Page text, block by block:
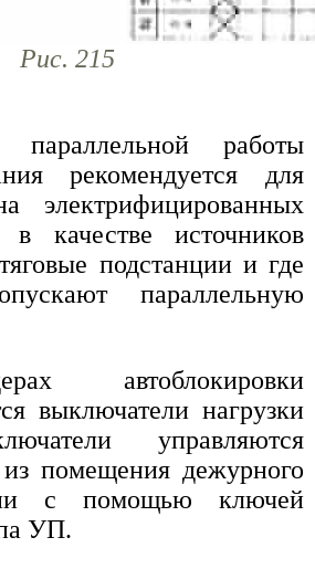
Рис. 215
работы
рекомендуется для
электрифицированных
в качестве источников
подстанции и где
параллельную
автоблокировки
выключатели нагрузки
управляются
помещения дежурного
с помощью ключей
УП.